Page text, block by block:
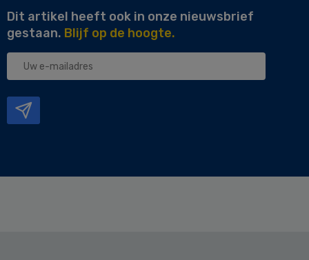
Dit artikel heeft ook in onze nieuwsbrief
gestaan. Blijf op de hoogte.
Uw